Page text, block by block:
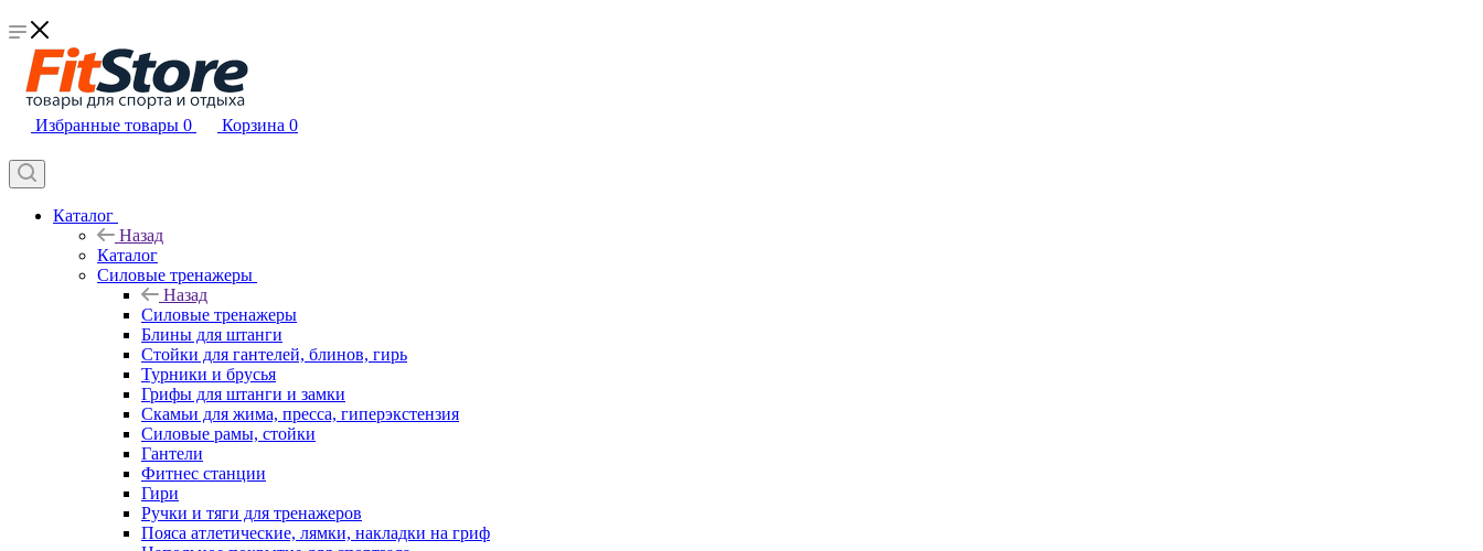
Избранные товары 0 Корзина 0
Каталог
Назад
Каталог
Силовые тренажеры
Назад
Силовые тренажеры
Блины для штанги
Стойки для гантелей, блинов, гирь
Турники и брусья
Грифы для штанги и замки
Скамьи для жима, пресса, гиперэкстензия
Силовые рамы, стойки
Гантели
Фитнес станции
Гири
Ручки и тяги для тренажеров
Пояса атлетические, лямки, накладки на гриф